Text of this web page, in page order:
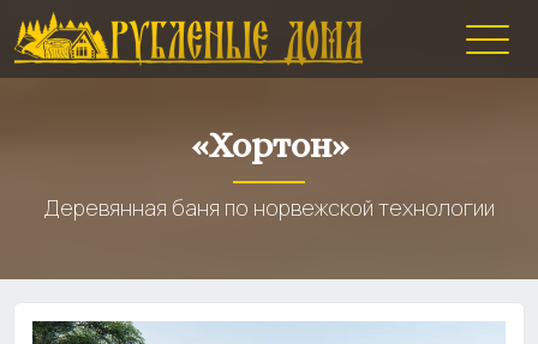
«Хортон»
Деревянная баня по норвежской технологии